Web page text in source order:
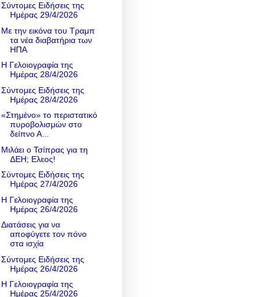
Σύντομες Ειδήσεις της
Ημέρας 29/4/2026
Με την εικόνα του Τραμπ
τα νέα διαβατήρια των
ΗΠΑ
Η Γελοιογραφία της
Ημέρας 28/4/2026
Σύντομες Ειδήσεις της
Ημέρας 28/4/2026
«Στημένο» το περιστατικό
πυροβολισμών στο
δείπνο Α...
Μιλάει ο Τσίπρας για τη
ΔΕΗ; Ελεος!
Σύντομες Ειδήσεις της
Ημέρας 27/4/2026
Η Γελοιογραφία της
Ημέρας 26/4/2026
Διατάσεις για να
αποφύγετε τον πόνο
στα ισχία
Σύντομες Ειδήσεις της
Ημέρας 26/4/2026
Η Γελοιογραφία της
Ημέρας 25/4/2026